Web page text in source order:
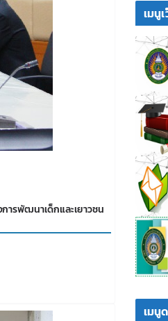
ารพัฒนาเด็กและเยาวชน
เมนู
เมนู